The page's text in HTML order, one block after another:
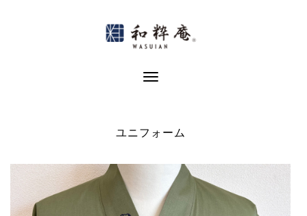
Toggle Navigation
ユニフォーム